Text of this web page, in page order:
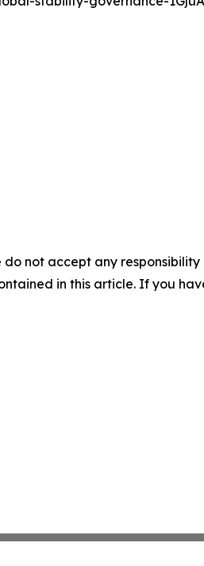
not accept any
in this article. If you